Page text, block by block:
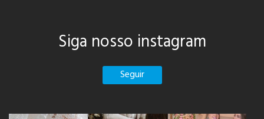
Siga nosso instagram
Seguir